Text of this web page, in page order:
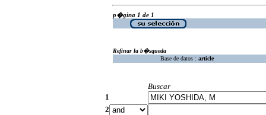
p�gina 1 de 1
Refinar la b�squeda
Base de datos : article
Buscar
1
2